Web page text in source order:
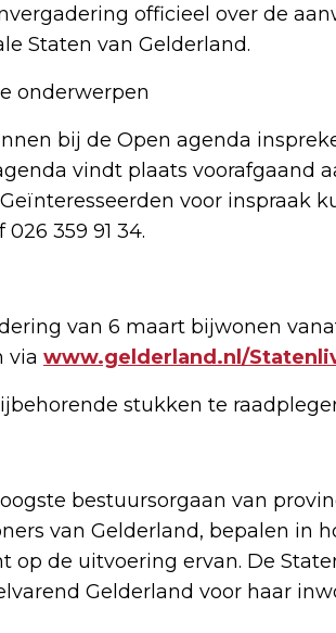
officieel over de
Staten van Gelderland.
onderwerpen
bij de Open agenda
vindt plaats voorafgaand
voor inspraak
026 359 91 34.
van 6 maart bijwonen
via www.gelderland.nl/
stukken te
bestuursorgaan van
van Gelderland, bepalen in
op de uitvoering ervan. De
Gelderland voor haar